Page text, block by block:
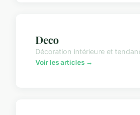
Deco
Décoration intérieure et
Voir les articles →